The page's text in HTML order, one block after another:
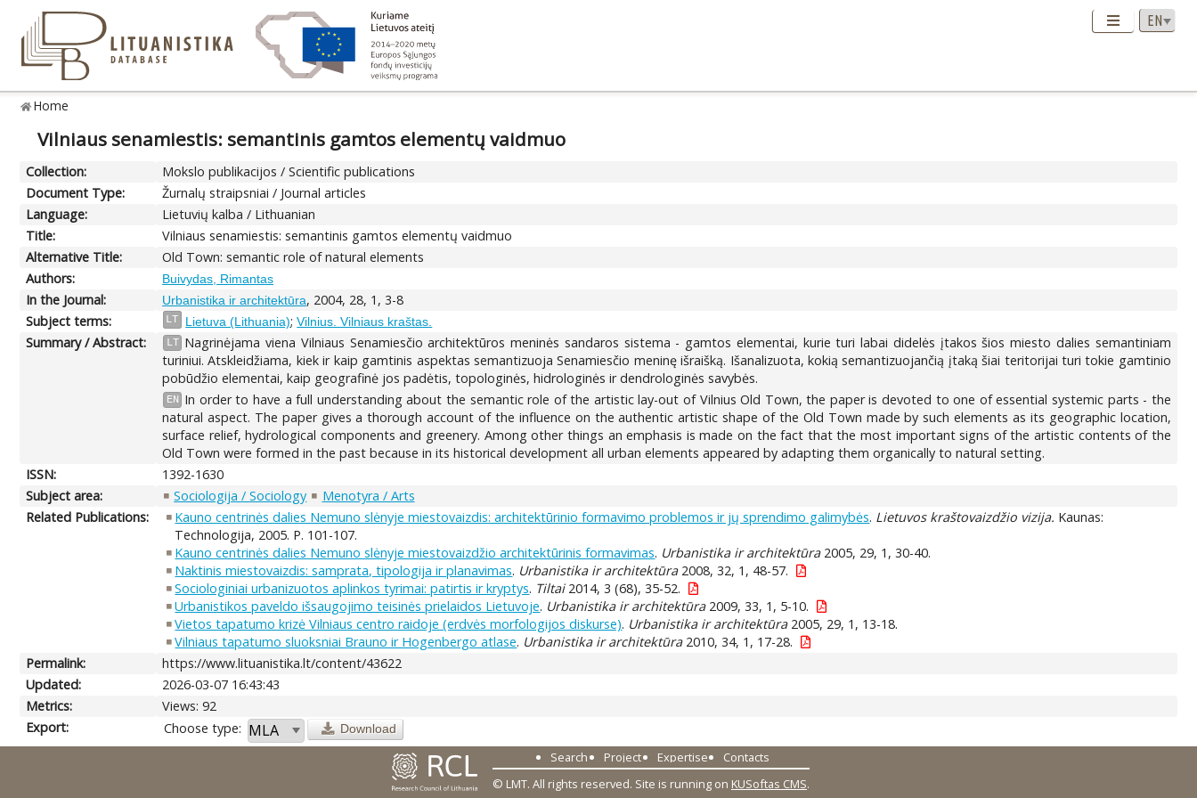
Home
Vilniaus senamiestis: semantinis gamtos elementų vaidmuo
Collection:
Mokslo publikacijos / Scientific publications
Document Type:
Žurnalų straipsniai / Journal articles
Language:
Lietuvių kalba / Lithuanian
Title:
Vilniaus senamiestis: semantinis gamtos elementų vaidmuo
Alternative Title:
Old Town: semantic role of natural elements
Authors:
Buivydas, Rimantas
In the Journal: Urbanistika ir architektūra, 2004, 28, 1, 3-8
Subject terms:
LT Lietuva (Lithuania);Vilnius. Vilniaus kraštas.
Summary / Abstract: LT Nagrinėjama viena Vilniaus Senamiesčio architektūros meninės sandaros sistema - gamtos elementai, kurie turi labai didelės įtakos šios miesto dalies semantiniam
turiniui. Atskleidžiama, kiek ir kaip gamtinis aspektas semantizuoja Senamiesčio meninę išraišką. Išanalizuota, kokią semantizuojančią įtaką šiai teritorijai turi tokie gamtinio
pobūdžio elementai, kaip geografinė jos padėtis, topologinės, hidrologinės ir dendrologinės savybės.
EN
In order to have a full understanding about the semantic role of the artistic lay-out of Vilnius Old Town, the paper is devoted to one of essential systemic parts - the
natural aspect. The paper gives a thorough account of the influence on the authentic artistic shape of the Old Town made by such elements as its geographic location,
surface relief, hydrological components and greenery. Among other things an emphasis is made on the fact that the most important signs of the artistic contents of the
Old Town were formed in the past because in its historical development all urban elements appeared by adapting them organically to natural setting.
ISSN:
1392-1630
Subject area:
Sociologija / Sociology
Menotyra / Arts
Related Publications:
Kauno centrinės dalies Nemuno slėnyje miestovaizdis: architektūrinio formavimo problemos ir jų sprendimo galimybės. Lietuvos kraštovaizdžio vizija. Kaunas:
Technologija, 2005. P. 101-107.
Kauno centrinės dalies Nemuno slėnyje miestovaizdžio architektūrinis formavimas. Urbanistika ir architektūra2005, 29, 1, 30-40.
Naktinis miestovaizdis: samprata, tipologija ir planavimas. Urbanistika ir architektūra2008, 32, 1, 48-57.
Sociologiniai urbanizuotos aplinkos tyrimai: patirtis ir kryptys. Tiltai2014, 3 (68), 35-52.
Urbanistikos paveldo išsaugojimo teisinės prielaidos Lietuvoje. Urbanistika ir architektūra2009, 33, 1, 5-10.
Vietos tapatumo krizė Vilniaus centro raidoje (erdvės morfologijos diskurse). Urbanistika ir architektūra2005, 29, 1, 13-18.
Vilniaus tapatumo sluoksniai Brauno ir Hogenbergo atlase. Urbanistika ir architektūra2010, 34, 1, 17-28.
Permalink:
https://www.lituanistika.lt/content/43622
Updated:
2026-03-07 16:43:43
Metrics:
Views: 92
Export:
Choose type: Download
Search Project Expertise
Contacts
© LMT. All rights reserved. Site is running on KUSoftas CMS.